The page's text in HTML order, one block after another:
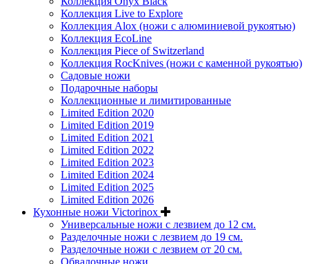
Коллекция Live to Explore
Коллекция Alox (ножи с алюминиевой рукоятью)
Коллекция EcoLine
Коллекция Piece of Switzerland
Коллекция RocKnives (ножи с каменной рукоятью)
Садовые ножи
Подарочные наборы
Коллекционные и лимитированные
Limited Edition 2020
Limited Edition 2019
Limited Edition 2021
Limited Edition 2022
Limited Edition 2023
Limited Edition 2024
Limited Edition 2025
Limited Edition 2026
Кухонные ножи Victorinox
Универсальные ножи с лезвием до 12 см.
Разделочные ножи с лезвием до 19 см.
Разделочные ножи с лезвием от 20 см.
Обвалочные ножи